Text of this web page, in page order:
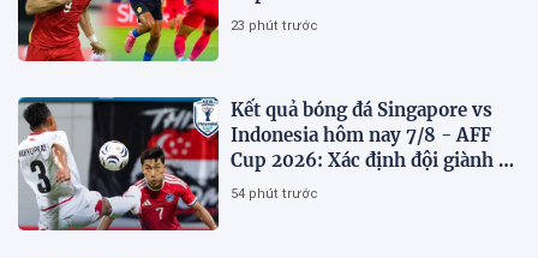
Lan run sợ
23 phút trước
Kết quả bóng đá Singapore vs
Indonesia hôm nay 7/8 - AFF
Cup 2026: Xác định đội giành vé
Bán kết
54 phút trước